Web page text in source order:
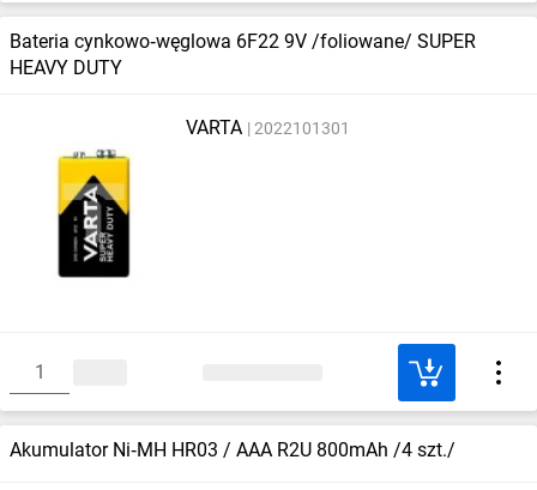
Bateria cynkowo‑węglowa 6F22 9V /foliowane/ SUPER
HEAVY DUTY
VARTA 2022101301
Akumulator Ni‑MH HR03 / AAA R2U 800mAh /4 szt./